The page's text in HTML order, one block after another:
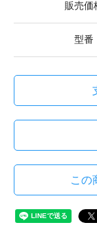
販売価
型番
この